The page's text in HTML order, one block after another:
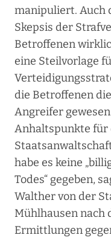
manipuliert. Auch
Skepsis der
Betroffenen
eine Steilvorlage
die Betroffenen
Angreifer
Anhaltspunkte für
habe es keine
Todes“ gegeben,
Walther von der
Mühlhausen nach
Ermittlungen